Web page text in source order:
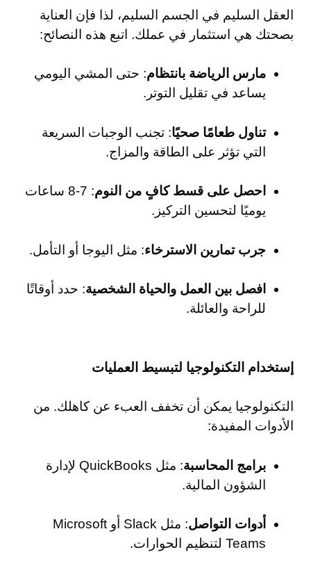
العقل السليم في الجسم السليم، لذا فإن العناية
بصحتك هي استثمار في عملك. اتبع هذه النصائح:
مارس الرياضة بانتظام: حتى المشي اليومي
يساعد في تقليل التوتر.
تناول طعامًا صحيًا: تجنب الوجبات السريعة
التي تؤثر على الطاقة والمزاج.
احصل على قسط كافٍ من النوم
: 7-8 ساعات
يوميًا لتحسين التركيز.
جرب تمارين الاسترخاء: مثل اليوجا أو التأمل.
افصل بين العمل والحياة الشخصية: حدد أوقاتًا
للراحة والعائلة.
إستخدام التكنولوجيا لتبسيط العمليات
التكنولوجيا يمكن أن تخفف العبء عن كاهلك. من
الأدوات المفيدة:
برامج المحاسبة
: مثل QuickBooks لإدارة
الشؤون المالية.
أدوات التواصل
: مثل Slack أو Microsoft
Teams لتنظيم الحوارات.